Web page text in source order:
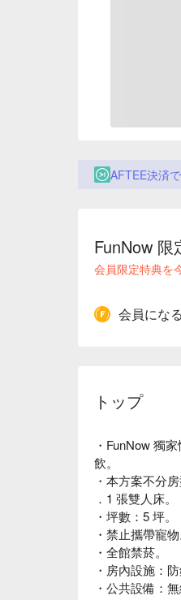
AFTEE決済
FunNow 限
会員限定特典を
会員にな
トップ
・FunNow 獨
飲。
・本方案不分
．1 張雙人床。
・坪數：5 坪。
・禁止攜帶寵物
・全館禁菸。
・房內設施：
・公共設備：無